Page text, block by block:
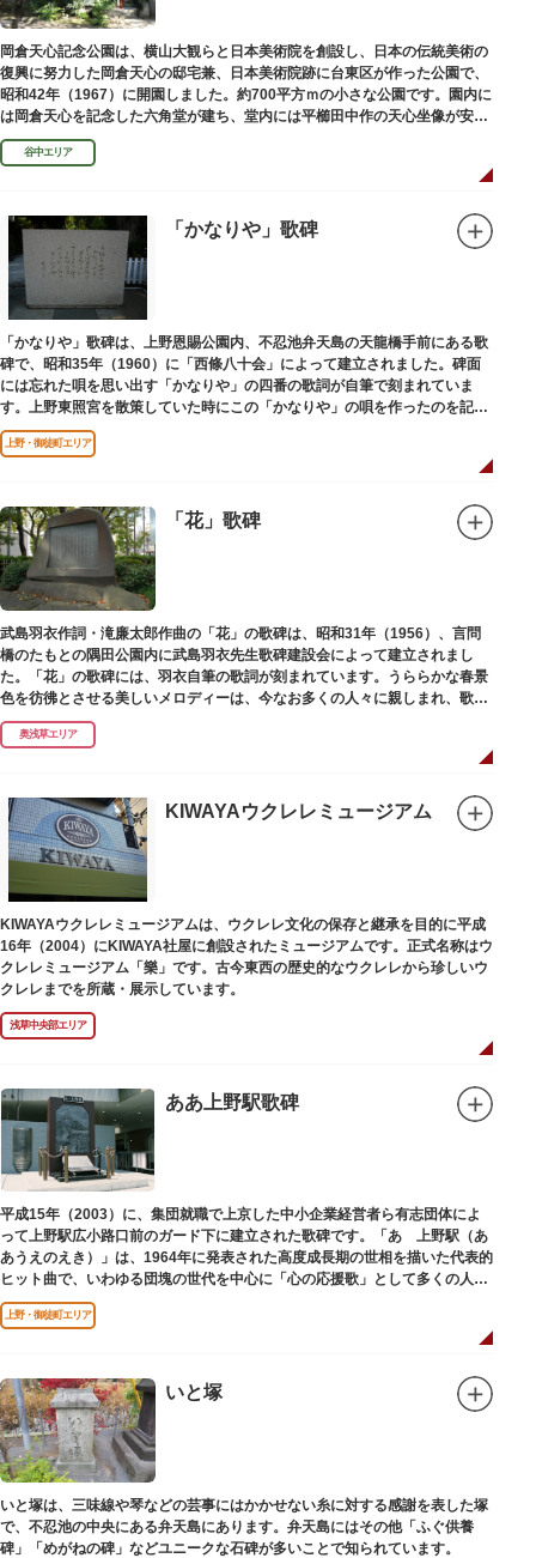
岡倉天心記念公園は、横山大観らと日本美術院を創設し、日本の伝統美術の
復興に努力した岡倉天心の邸宅兼、日本美術院跡に台東区が作った公園で、
昭和42年（1967）に開園しました。約700平方ｍの小さな公園です。園内に
は岡倉天心を記念した六角堂が建ち、堂内には平櫛田中作の天心坐像が安置
されています。
谷中エリア
「かなりや」歌碑
「かなりや」歌碑は、上野恩賜公園内、不忍池弁天島の天龍橋手前にある歌
碑で、昭和35年（1960）に「西條八十会」によって建立されました。碑面
には忘れた唄を思い出す「かなりや」の四番の歌詞が自筆で刻まれていま
す。上野東照宮を散策していた時にこの「かなりや」の唄を作ったのを記念
してこの地に建てられました。
上野・御徒町エリア
「花」歌碑
武島羽衣作詞・滝廉太郎作曲の「花」の歌碑は、昭和31年（1956）、言問
橋のたもとの隅田公園内に武島羽衣先生歌碑建設会によって建立されまし
た。「花」の歌碑には、羽衣自筆の歌詞が刻まれています。うららかな春景
色を彷彿とさせる美しいメロディーは、今なお多くの人々に親しまれ、歌い
つがれています。
奥浅草エリア
KIWAYAウクレレミュージアム
KIWAYAウクレレミュージアムは、ウクレレ文化の保存と継承を目的に平成
16年（2004）にKIWAYA社屋に創設されたミュージアムです。正式名称はウ
クレレミュージアム「樂」です。古今東西の歴史的なウクレレから珍しいウ
クレレまでを所蔵・展示しています。
浅草中央部エリア
ああ上野駅歌碑
平成15年（2003）に、集団就職で上京した中小企業経営者ら有志団体によ
って上野駅広小路口前のガード下に建立された歌碑です。「あゝ上野駅（あ
あうえのえき）」は、1964年に発表された高度成長期の世相を描いた代表的
ヒット曲で、いわゆる団塊の世代を中心に「心の応援歌」として多くの人々
に勇気と感動を与えました。
上野・御徒町エリア
いと塚
いと塚は、三味線や琴などの芸事にはかかせない糸に対する感謝を表した塚
で、不忍池の中央にある弁天島にあります。弁天島にはその他「ふぐ供養
碑」「めがねの碑」などユニークな石碑が多いことで知られています。